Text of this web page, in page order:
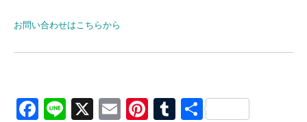
お問い合わせはこちらから
Facebook
Line
X EmailPinterest
Tumblr
共